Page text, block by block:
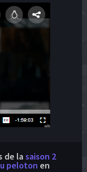
ads
de lasaison 2
peloton en